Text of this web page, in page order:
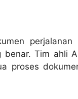
perjalanan
benar. Tim ahli
proses